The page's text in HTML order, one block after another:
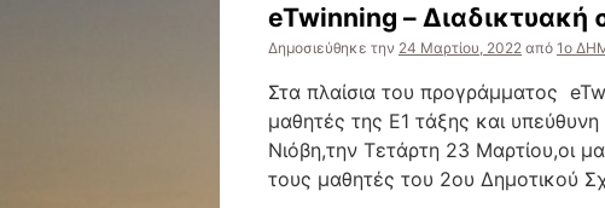
eTwinning – Διαδικτυακή
Δημοσιεύθηκε την 24 Μαρτίου, 2022 από 1ο
Στα πλαίσια του προγράμματος
μαθητές της Ε1 τάξης και
Νιόβη,την Τετάρτη 23 Μαρτίου,οι
τους μαθητές του 2ου Δημοτικού